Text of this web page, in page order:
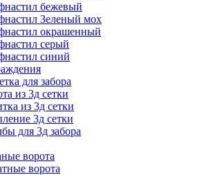
бежевый
Зеленый мох
окрашенный
серый
синий
для забора
из 3д сетки
из 3д сетки
3д сетки
для 3д забора
ворота
ворота